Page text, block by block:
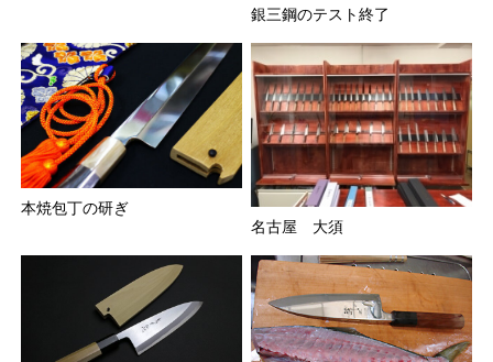
銀三鋼のテスト終了
本焼包丁の研ぎ
名古屋 大須